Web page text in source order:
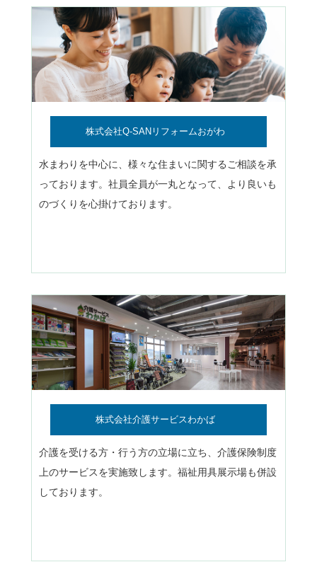
株式会社Q-SANリフォームおがわ
水まわりを中心に、様々な住まいに関するご相談を承
っております。社員全員が一丸となって、より良いも
のづくりを心掛けております。
株式会社介護サービスわかば
介護を受ける方・行う方の立場に立ち、介護保険制度
上のサービスを実施致します。福祉用具展示場も併設
しております。